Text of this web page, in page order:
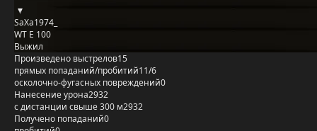
SaXa1974_
WT E 100
Выжил
Произведено выстрелов15
прямых попаданий/пробитий11/6
осколочно-фугасных повреждений0
Нанесение урона2932
с дистанции свыше 300 м2932
Получено попаданий0